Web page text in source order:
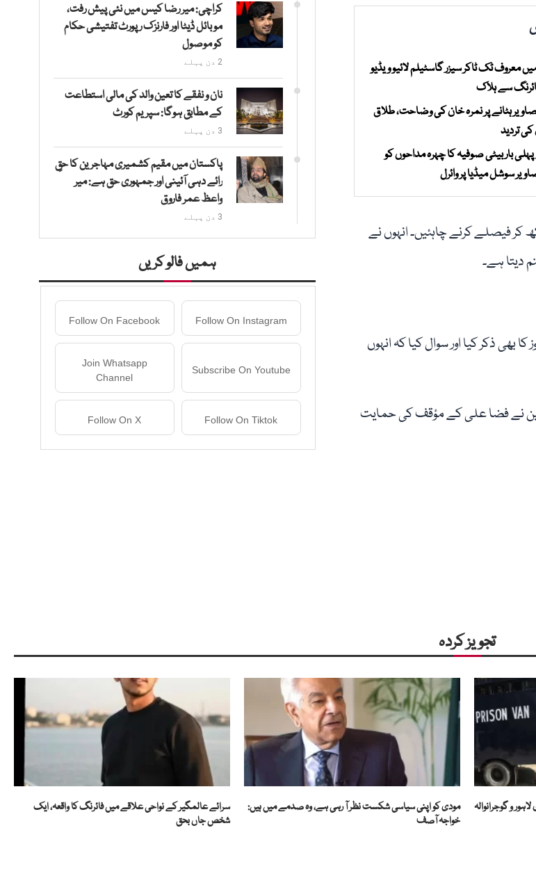
معروف ٹک ٹاکر سیزر گاسٹیلم لائیو ویڈیو
سے ہلاک
ہٹانے پر نمرہ خان کی وضاحت، طلاق
تردید
پہلی بار بیٹی صوفیہ کا چہرہ مداحوں کو
سوشل میڈیا پر وائرل
کر فیصلے کرنے چاہئیں۔ انہوں نے
دیتا ہے۔
ذکر کیا اور سوال کیا کہ انہوں
نے فضا علی کے مؤقف کی حمایت
کراچی: میر رضا کیس میں نئی پیش رفت،
موبائل ڈیٹا اور فارنزک رپورٹ تفتیشی حکام
کو موصول
2 دن پہلے
نان و نفقے کا تعین والد کی مالی استطاعت
کے مطابق ہوگا: سپریم کورٹ
3 دن پہلے
پاکستان میں مقیم کشمیری مہاجرین کا حقِ
رائے دہی آئینی اور جمہوری حق ہے: میر
واعظ عمر فاروق
3 دن پہلے
ہمیں فالو کریں
Follow On Instagram
Follow On Facebook
Subscribe On Youtube
Join Whatsapp
Channel
Follow On Tiktok
Follow On X
تجویز کردہ
کا پانی داخل، 170 قیدی لاہور و گوجرانوالہ
مودی کو اپنی سیاسی شکست نظر آ رہی ہے، وہ صدمے میں ہیں:
خواجہ آصف
سرائے عالمگیر کے نواحی علاقے میں فائرنگ کا واقعہ، ایک
شخص جاں بحق